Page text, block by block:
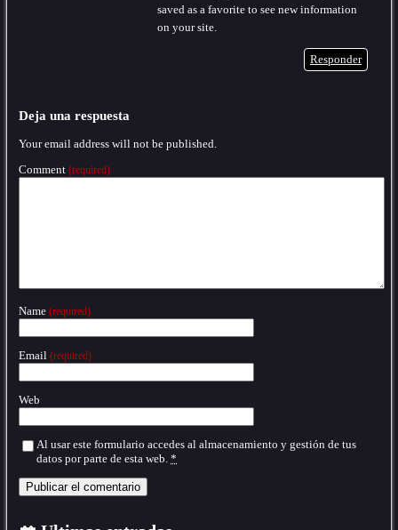
saved as a favorite to see new information
on your site.
Responder
Deja una respuesta
Your email address will not be published.
Comment (required)
Name (required)
Email (required)
Web
Al usar este formulario accedes al almacenamiento y gestión de tus
datos por parte de esta web. *